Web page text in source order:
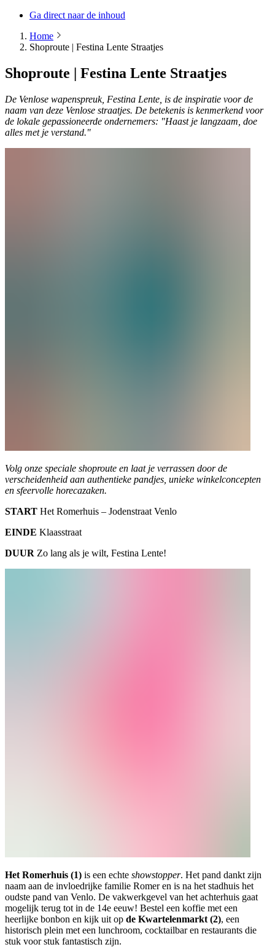
Ga direct naar de inhoud
Home
Shoproute | Festina Lente Straatjes
Shoproute | Festina Lente Straatjes
De Venlose wapenspreuk, Festina Lente, is de inspiratie voor de
naam van deze Venlose straatjes. De betekenis is kenmerkend voor
de lokale gepassioneerde ondernemers: "Haast je langzaam, doe
alles met je verstand."
Volg onze speciale shoproute en laat je verrassen door de
verscheidenheid aan authentieke pandjes, unieke winkelconcepten
en sfeervolle horecazaken.
START Het Romerhuis – Jodenstraat Venlo
EINDE Klaasstraat
DUUR Zo lang als je wilt, Festina Lente!
Het Romerhuis (1) is een echte showstopper. Het pand dankt zijn
naam aan de invloedrijke familie Romer en is na het stadhuis het
oudste pand van Venlo. De vakwerkgevel van het achterhuis gaat
mogelijk terug tot in de 14e eeuw! Bestel een koffie met een
heerlijke bonbon en kijk uit op de Kwartelenmarkt (2), een
historisch plein met een lunchroom, cocktailbar en restaurants die
stuk voor stuk fantastisch zijn.